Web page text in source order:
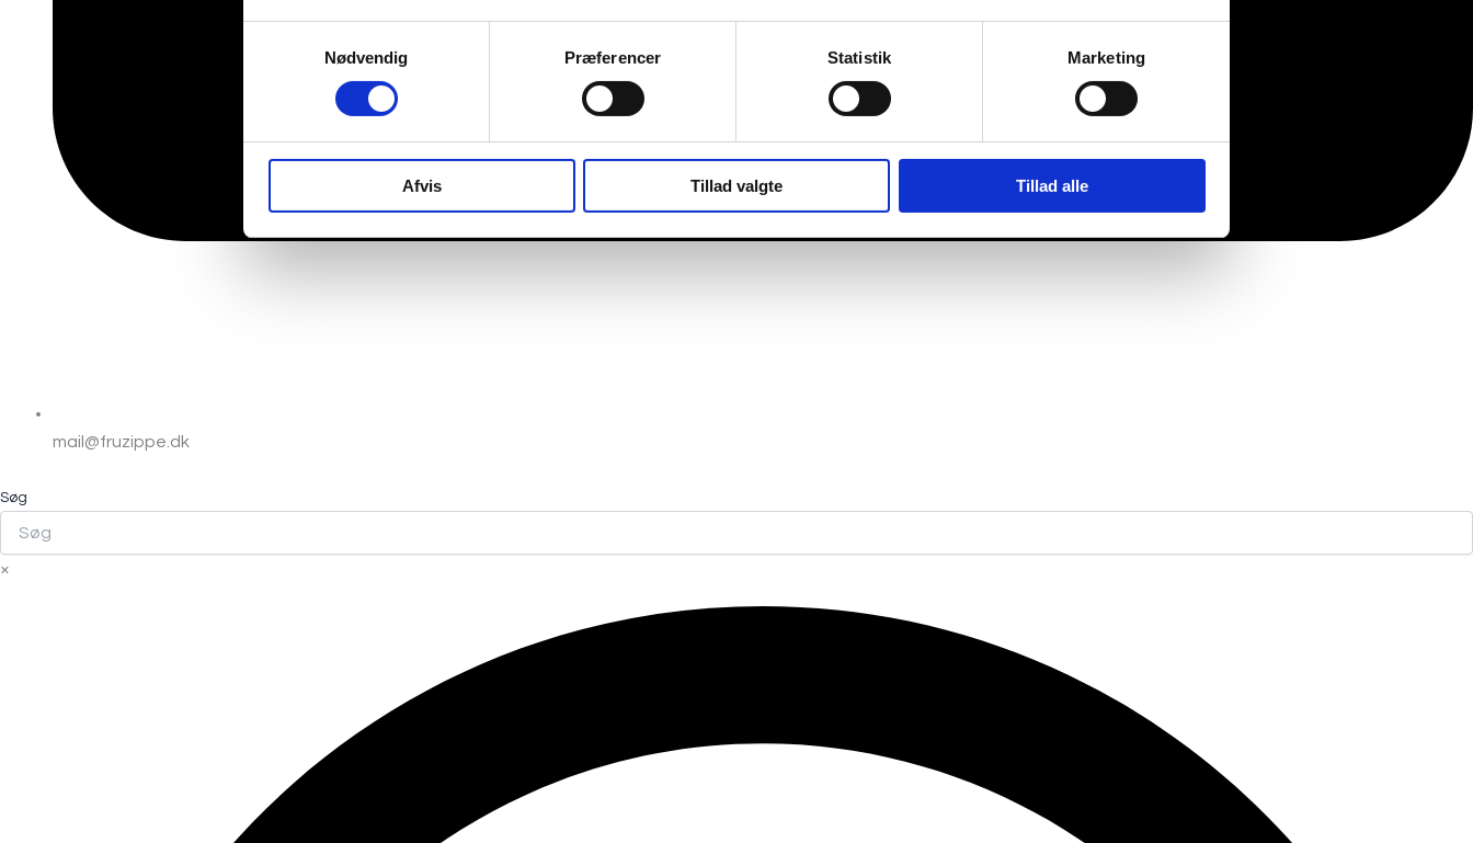
Nødvendig
Præferencer Statistik Marketing
Afvis Tillad valgte Tillad alle
mail@fruzippe.dk
Søg
×